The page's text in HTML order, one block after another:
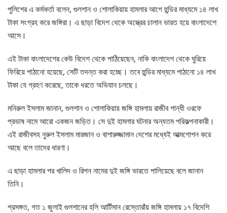
পুলিশের এ কর্মকর্তা বলেন, গুলশান ও শোলাকিয়ায় হামলার আগে হুন্ডির মাধ্যমে ১৪ লাখ
টাকা সংগ্রহ করে জঙ্গিরা। এ ছাড়া বিদেশ থেকে অস্ত্রের চালান ভারত হয়ে বাংলাদেশে
আসে।
এই টাকা বাংলাদেশের কেউ বিদেশ থেকে পাঠিয়েছেন, নাকি বাংলাদেশ থেকে ঘুরিয়ে
ফিরিয়ে পাঠানো হয়েছে, সেটি তদন্ত করা হচ্ছে। তবে হুন্ডির মাধ্যমে পাঠানো ১৪ লাখ
টাকা যে গ্রহণ করেছে, তাকে ধরতে অভিযান চলছে।
মনিরুল ইসলাম জানান, গুলশান ও শোলাকিয়ায় জঙ্গি হামলায় রাজীব গান্ধী ওরফে
প্রভাষ নামে আরো একজন জড়িত। সে দুই হামলার ঘটনার অন্যতম পরিকল্পনাকারী।
এই রাজীবসহ নুরুল ইসলাম মারজান ও বাশারুজ্জামান দেশের মধ্যেই আত্মগোপন করে
আছে বলে তাদের ধারণা।
এ ছাড়া হামলার পর খালিদ ও রিপন নামের দুই জঙ্গি ভারতে পালিয়েছে বলে জানান
তিনি।
প্রসঙ্গত, গত ১ জুলাই গুলশানের হলি আর্টিসান রেস্তোরাঁয় জঙ্গি হামলায় ১৭ বিদেশি